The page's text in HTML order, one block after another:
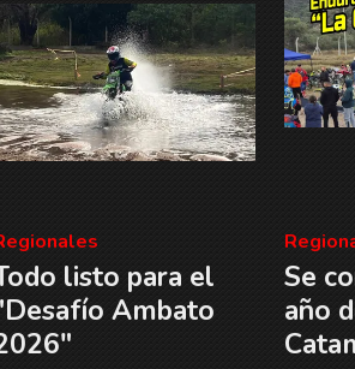
listo para el
Ambato
Se
año